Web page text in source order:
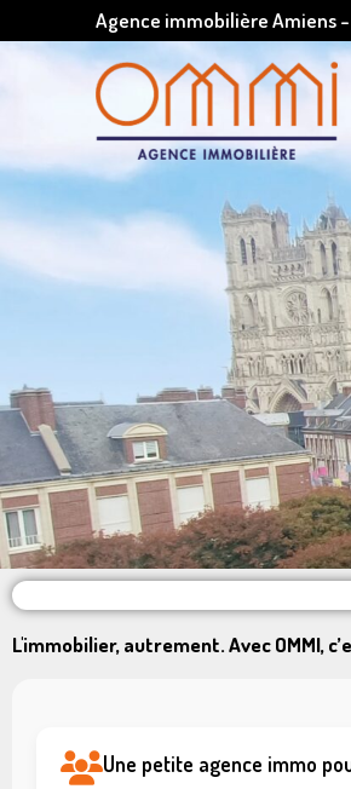
Agence immobilière Amiens -
L'immobilier, autrement. Avec OMMI,
Une petite agence immo